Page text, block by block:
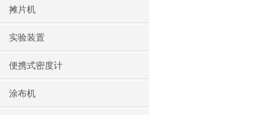
摊片机
实验装置
便携式密度计
涂布机